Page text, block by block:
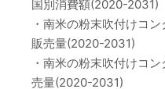
国別消費額(2020-2031)
・南米の粉末吹付けコ
販売量(2020-2031)
・南米の粉末吹付けコ
売量(2020-2031)